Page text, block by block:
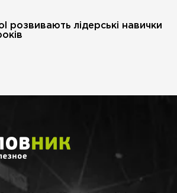
розвивають лідерські навички